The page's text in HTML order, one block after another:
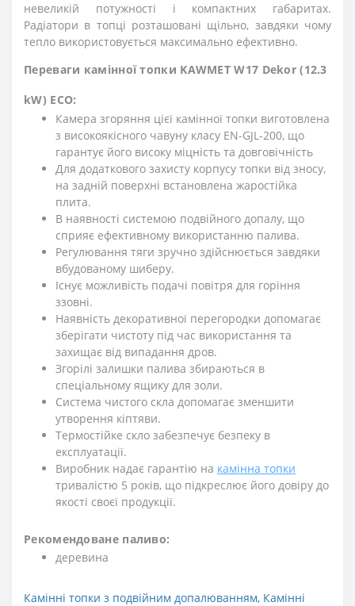
невеликій потужності і компактних габаритах.
Радіатори в топці розташовані щільно, завдяки чому
тепло використовується максимально ефективно.
Переваги камінної топки KAWMET W17 Dekor (12.3
kW) EСO:
Камера згоряння цієї камінної топки виготовлена
з високоякісного чавуну класу EN-GJL-200, що
гарантує його високу міцність та довговічність
Для додаткового захисту корпусу топки від зносу,
на задній поверхні встановлена жаростійка
плита.
В наявності системою подвійного допалу, що
сприяє ефективному використанню палива.
Регулювання тяги зручно здійснюється завдяки
вбудованому шиберу.
Існує можливість подачі повітря для горіння
ззовні.
Наявність декоративної перегородки допомагає
зберігати чистоту під час використання та
захищає від випадання дров.
Згорілі залишки палива збираються в
спеціальному ящику для золи.
Система чистого скла допомагає зменшити
утворення кіптяви.
Термостійке скло забезпечує безпеку в
експлуатації.
Виробник надає гарантію на камінна топки
тривалістю 5 років, що підкреслює його довіру до
якості своєї продукції.
Рекомендоване паливо:
деревина
Камінні топки з подвійним допалюванням, Камінні